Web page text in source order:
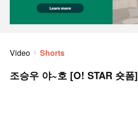
Video Shorts
조승우 야~호 [O! STAR 숏폼]